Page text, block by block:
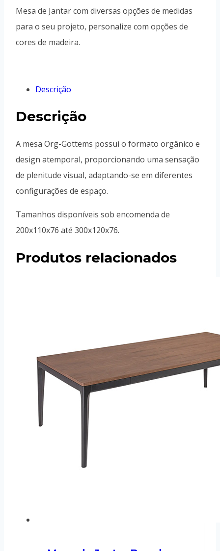
Mesa de Jantar com diversas opções de medidas
para o seu projeto, personalize com opções de
cores de madeira.
Descrição
Descrição
A mesa Org-Gottems possui o formato orgânico e
design atemporal, proporcionando uma sensação
de plenitude visual, adaptando-se em diferentes
configurações de espaço.
Tamanhos disponíveis sob encomenda de
200x110x76 até 300x120x76.
Produtos relacionados